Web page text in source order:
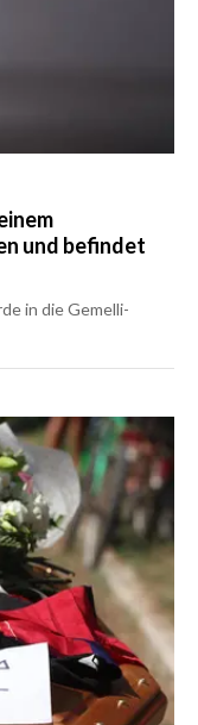
und befindet
in die Gemelli-